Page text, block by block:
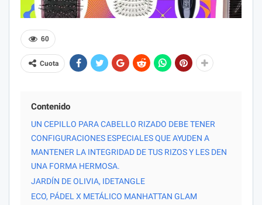
60
Cuota
Contenido
UN CEPILLO PARA CABELLO RIZADO DEBE TENER
CONFIGURACIONES ESPECIALES QUE AYUDEN A
MANTENER LA INTEGRIDAD DE TUS RIZOS Y LES DEN
UNA FORMA HERMOSA.
JARDÍN DE OLIVIA, IDETANGLE
ECO, PÁDEL X METÁLICO MANHATTAN GLAM